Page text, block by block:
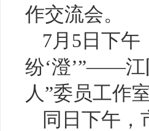
作交流会。
7月5日下午
纷‘澄’”——江
人”委员工作
同日下午，